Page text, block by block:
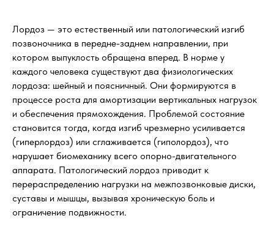
Лордоз — это естественный или патологический изгиб
позвоночника в передне-заднем направлении, при
котором выпуклость обращена вперед. В норме у
каждого человека существуют два физиологических
лордоза: шейный и поясничный. Они формируются в
процессе роста для амортизации вертикальных нагрузок
и обеспечения прямохождения. Проблемой состояние
становится тогда, когда изгиб чрезмерно усиливается
(гиперлордоз) или сглаживается (гиполордоз), что
нарушает биомеханику всего опорно-двигательного
аппарата. Патологический лордоз приводит к
перераспределению нагрузки на межпозвонковые диски,
суставы и мышцы, вызывая хроническую боль и
ограничение подвижности.